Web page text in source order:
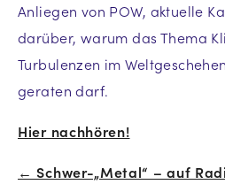
Anliegen von POW, aktuelle
darüber, warum das Thema
Turbulenzen im
geraten darf.
Hier nachhören!
Beitrags-
← Schwer-„Metal“ – auf